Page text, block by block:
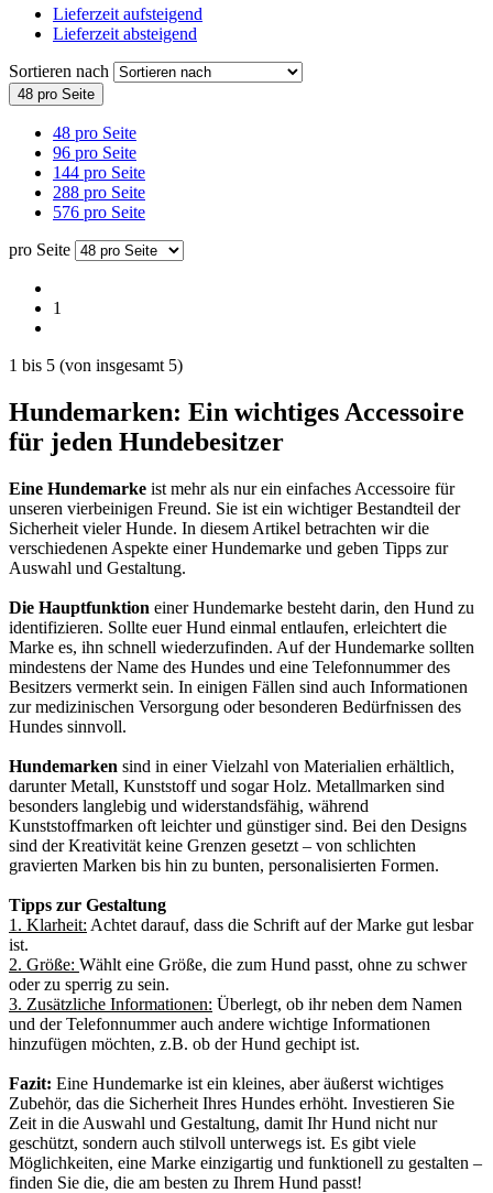
Lieferzeit aufsteigend
Lieferzeit absteigend
Sortieren nach
48 pro Seite
48 pro Seite
96 pro Seite
144 pro Seite
288 pro Seite
576 pro Seite
pro Seite
1
1 bis 5 (von insgesamt 5)
Hundemarken: Ein wichtiges Accessoire
für jeden Hundebesitzer
Eine Hundemarke ist mehr als nur ein einfaches Accessoire für
unseren vierbeinigen Freund. Sie ist ein wichtiger Bestandteil der
Sicherheit vieler Hunde. In diesem Artikel betrachten wir die
verschiedenen Aspekte einer Hundemarke und geben Tipps zur
Auswahl und Gestaltung.
Die Hauptfunktion einer Hundemarke besteht darin, den Hund zu
identifizieren. Sollte euer Hund einmal entlaufen, erleichtert die
Marke es, ihn schnell wiederzufinden. Auf der Hundemarke sollten
mindestens der Name des Hundes und eine Telefonnummer des
Besitzers vermerkt sein. In einigen Fällen sind auch Informationen
zur medizinischen Versorgung oder besonderen Bedürfnissen des
Hundes sinnvoll.
Hundemarken sind in einer Vielzahl von Materialien erhältlich,
darunter Metall, Kunststoff und sogar Holz. Metallmarken sind
besonders langlebig und widerstandsfähig, während
Kunststoffmarken oft leichter und günstiger sind. Bei den Designs
sind der Kreativität keine Grenzen gesetzt – von schlichten
gravierten Marken bis hin zu bunten, personalisierten Formen.
Tipps zur Gestaltung
1. Klarheit: Achtet darauf, dass die Schrift auf der Marke gut lesbar
ist.
2. Größe: Wählt eine Größe, die zum Hund passt, ohne zu schwer
oder zu sperrig zu sein.
3. Zusätzliche Informationen: Überlegt, ob ihr neben dem Namen
und der Telefonnummer auch andere wichtige Informationen
hinzufügen möchten, z.B. ob der Hund gechipt ist.
Fazit: Eine Hundemarke ist ein kleines, aber äußerst wichtiges
Zubehör, das die Sicherheit Ihres Hundes erhöht. Investieren Sie
Zeit in die Auswahl und Gestaltung, damit Ihr Hund nicht nur
geschützt, sondern auch stilvoll unterwegs ist. Es gibt viele
Möglichkeiten, eine Marke einzigartig und funktionell zu gestalten –
finden Sie die, die am besten zu Ihrem Hund passt!